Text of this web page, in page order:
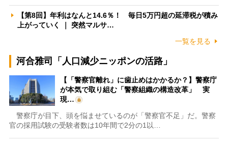
【第8回】年利はなんと14.6％！ 毎日5万円超の延滞税が積み
上がっていく ｜ 突然マルサ…
一覧を見る
河合雅司「人口減少ニッポンの活路」
【「警察官離れ」に歯止めはかかるか？】警察庁
が本気で取り組む「警察組織の構造改革」 実
現…
警察庁が目下、頭を悩ませているのが「警察官不足」だ。警察
官の採用試験の受験者数は10年間で2分の1以…